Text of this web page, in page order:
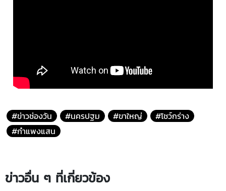
#ข่าวช่องวัน #นครปฐม #ขาใหญ่
#โชว์กร่าง
#กำแพงแสน
ข่าวอื่น ๆ ที่เกี่ยวข้อง